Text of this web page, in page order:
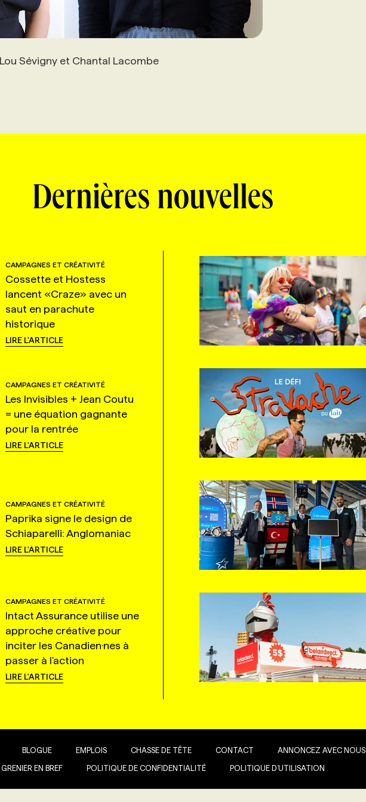
Sévigny et Chantal Lacombe
Dernières nouvelles
CAMPAGNES ET CRÉATIVITÉ
Cossette et Hostess
lancent «Craze» avec un
saut en parachute
historique
LIRE L'ARTICLE
CAMPAGNES ET CRÉATIVITÉ
Les Invisibles + Jean Coutu
= une équation gagnante
pour la rentrée
LIRE L'ARTICLE
CAMPAGNES ET CRÉATIVITÉ
Paprika signe le design de
Schiaparelli: Anglomaniac
LIRE L'ARTICLE
CAMPAGNES ET CRÉATIVITÉ
Intact Assurance utilise une
approche créative pour
inciter les Canadien·nes à
passer à l'action
LIRE L'ARTICLE
BLOGUE EMPLOIS CHASSE DE TÊTE CONTACT ANNONCEZ AVEC NOUS
GRENIER EN BREF POLITIQUE DE CONFIDENTIALITÉ POLITIQUE D’UTILISATION